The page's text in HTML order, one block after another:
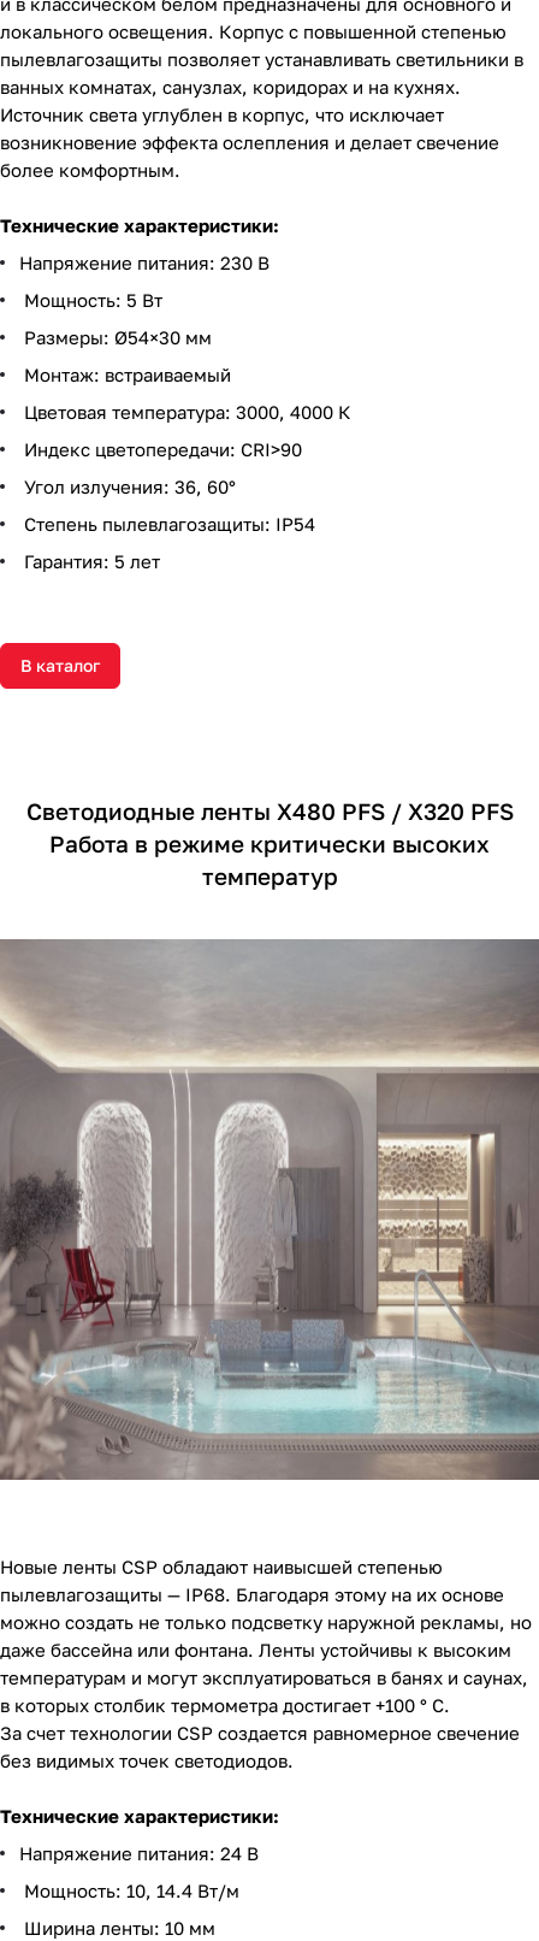
локального освещения. Корпус с повышенной степенью
пылевлагозащиты позволяет устанавливать светильники в
ванных комнатах, санузлах, коридорах и на кухнях.
Источник света углублен в корпус, что исключает
возникновение эффекта ослепления и делает свечение
более комфортным.
Технические характеристики:
Напряжение питания: 230 В
Мощность: 5 Вт
Размеры: Ø54×30 мм
Монтаж: встраиваемый
Цветовая температура: 3000, 4000 К
Индекс цветопередачи: CRI>90
Угол излучения: 36, 60°
Степень пылевлагозащиты: IP54
Гарантия: 5 лет
В каталог
Светодиодные ленты X480 PFS / X320 PFS
Работа в режиме критически высоких
температур
Новые ленты CSP обладают наивысшей степенью
пылевлагозащиты — IP68. Благодаря этому на их основе
можно создать не только подсветку наружной рекламы, но
даже бассейна или фонтана. Ленты устойчивы к высоким
температурам и могут эксплуатироваться в банях и саунах,
в которых столбик термометра достигает +100 ° С.
За счет технологии CSP создается равномерное свечение
без видимых точек светодиодов.
Технические характеристики:
Напряжение питания: 24 В
Мощность: 10, 14.4 Вт/м
Ширина ленты: 10 мм